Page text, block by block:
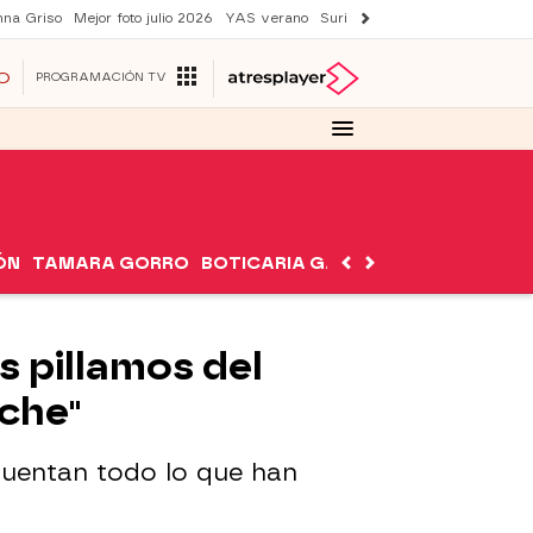
Griso Mejor foto julio 2026 YAS verano Suri y Tom Cruise
PROGRAMACIÓN TV
TAMARA GORRO BOTICARIA GARCÍA
pillamos del
todo lo que han